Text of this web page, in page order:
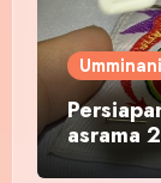
asrama